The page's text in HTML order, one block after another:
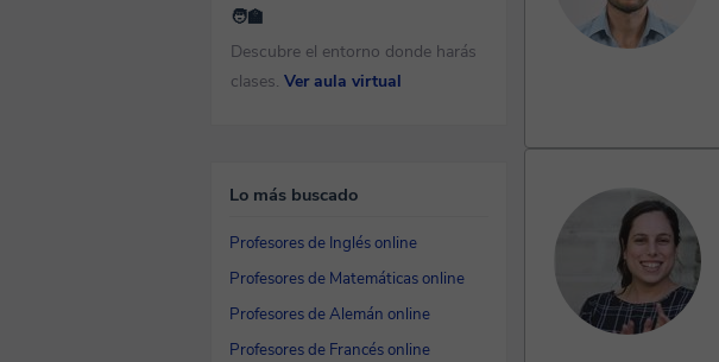
🧑‍🏫
Descubre el entorno donde harás
clases. Ver aula virtual
Lo más buscado
Profesores de Inglés online
Profesores de Matemáticas online
Profesores de Alemán online
Profesores de Francés online